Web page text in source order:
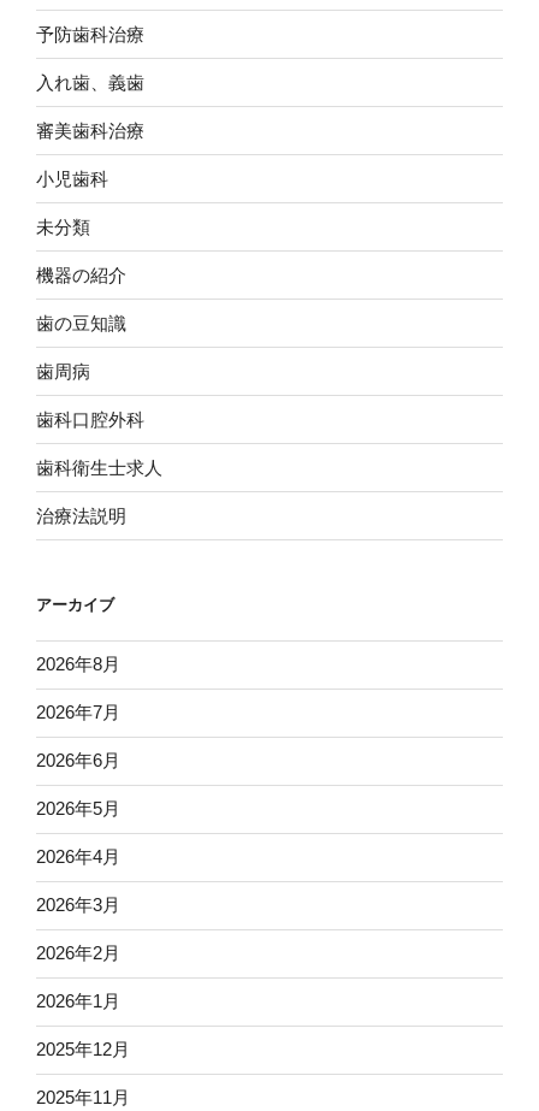
へ
の
取
り
組
み”
の
予防歯科治療
入れ歯、義歯
審美歯科治療
小児歯科
未分類
機器の紹介
歯の豆知識
歯周病
歯科口腔外科
歯科衛生士求人
治療法説明
アーカイブ
2026年8月
2026年7月
2026年6月
2026年5月
2026年4月
2026年3月
2026年2月
2026年1月
2025年12月
2025年11月